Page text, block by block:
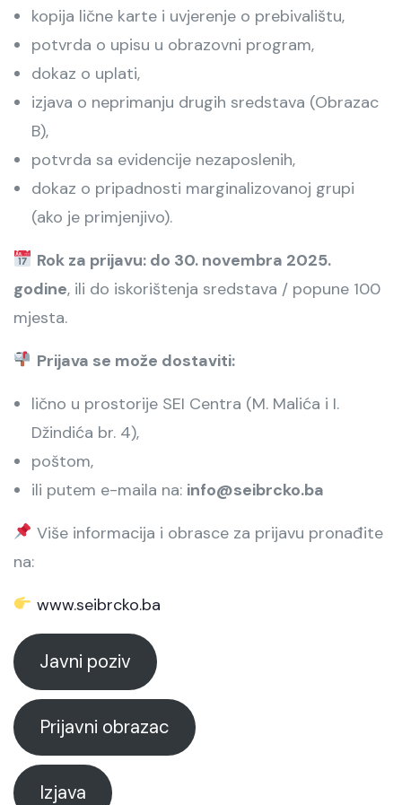
kopija lične karte i uvjerenje o prebivalištu,
potvrda o upisu u obrazovni program,
dokaz o uplati,
izjava o neprimanju drugih sredstava (Obrazac
B),
potvrda sa evidencije nezaposlenih,
dokaz o pripadnosti marginalizovanoj grupi
(ako je primjenjivo).
Rok za prijavu: do 30. novembra 2025.
godine, ili do iskorištenja sredstava / popune 100
mjesta.
Prijava se može dostaviti:
lično u prostorije SEI Centra (M. Malića i I.
Džindića br. 4),
poštom,
ili putem e-maila na: info@seibrcko.ba
Više informacija i obrasce za prijavu pronađite
na:
www.seibrcko.ba
Javni poziv
Prijavni obrazac
Izjava